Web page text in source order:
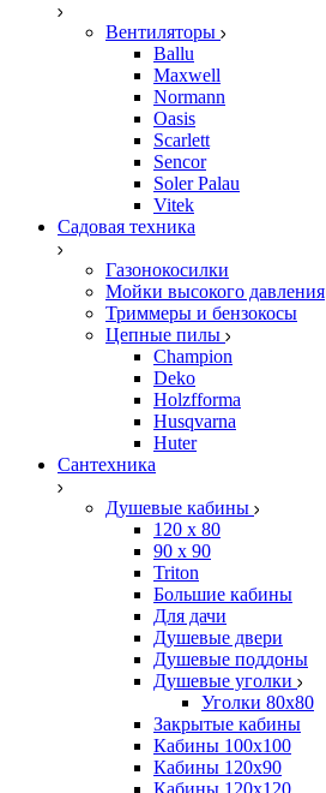
Вентиляторы
Ballu
Maxwell
Normann
Oasis
Scarlett
Sencor
Soler Palau
Vitek
Садовая техника
Газонокосилки
Мойки высокого давления
Триммеры и бензокосы
Цепные пилы
Champion
Deko
Holzfforma
Husqvarna
Huter
Сантехника
Душевые кабины
120 x 80
90 х 90
Triton
Большие кабины
Для дачи
Душевые двери
Душевые поддоны
Душевые уголки
Уголки 80х80
Закрытые кабины
Кабины 100x100
Кабины 120x90
Кабины 120х120